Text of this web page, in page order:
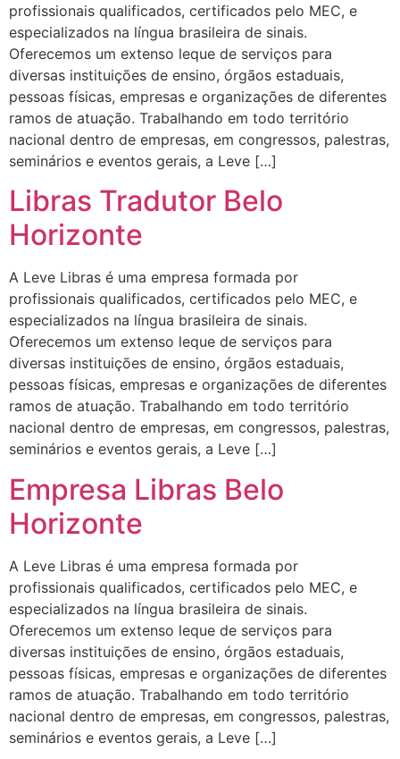
profissionais qualificados, certificados pelo MEC, e
especializados na língua brasileira de sinais.
Oferecemos um extenso leque de serviços para
diversas instituições de ensino, órgãos estaduais,
pessoas físicas, empresas e organizações de diferentes
ramos de atuação. Trabalhando em todo território
nacional dentro de empresas, em congressos, palestras,
seminários e eventos gerais, a Leve […]
Libras Tradutor Belo
Horizonte
A Leve Libras é uma empresa formada por
profissionais qualificados, certificados pelo MEC, e
especializados na língua brasileira de sinais.
Oferecemos um extenso leque de serviços para
diversas instituições de ensino, órgãos estaduais,
pessoas físicas, empresas e organizações de diferentes
ramos de atuação. Trabalhando em todo território
nacional dentro de empresas, em congressos, palestras,
seminários e eventos gerais, a Leve […]
Empresa Libras Belo
Horizonte
A Leve Libras é uma empresa formada por
profissionais qualificados, certificados pelo MEC, e
especializados na língua brasileira de sinais.
Oferecemos um extenso leque de serviços para
diversas instituições de ensino, órgãos estaduais,
pessoas físicas, empresas e organizações de diferentes
ramos de atuação. Trabalhando em todo território
nacional dentro de empresas, em congressos, palestras,
seminários e eventos gerais, a Leve […]